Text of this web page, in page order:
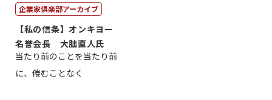
企業家倶楽部アーカイブ
【私の信条】オンキヨー
名誉会長 大朏直人氏
当たり前のことを当たり前
に、倦むことなく